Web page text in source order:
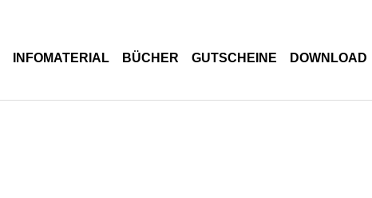
INFOMATERIAL BÜCHER GUTSCHEINE DOWNLOAD